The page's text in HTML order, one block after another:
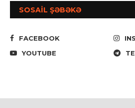
SOSAİL ŞƏBƏKƏ
FACEBOOK
YOUTUBE